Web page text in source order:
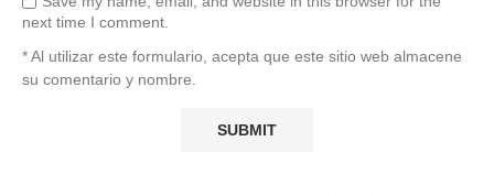
next time I comment.
* Al utilizar este formulario, acepta que este sitio web almacene
su comentario y nombre.